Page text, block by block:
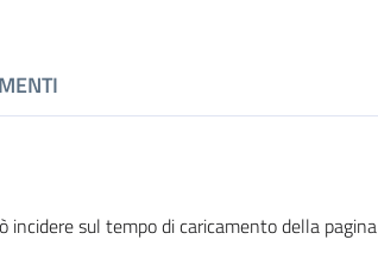
incidere sul tempo di caricamento della pagina